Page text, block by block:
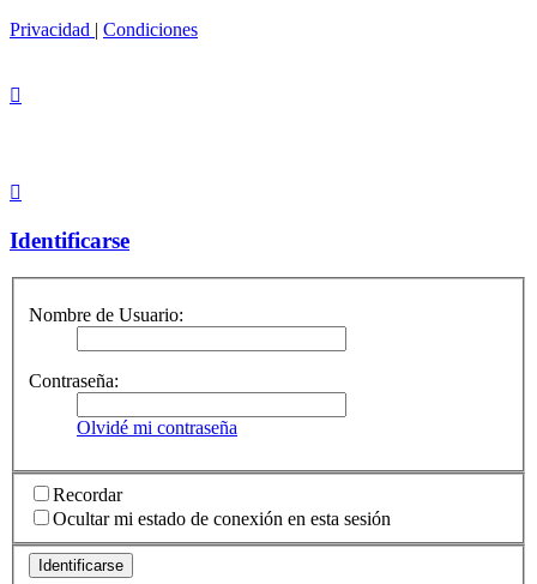
Privacidad | Condiciones
Identificarse
Nombre de Usuario:
Contraseña:
Olvidé mi contraseña
Recordar
Ocultar mi estado de conexión en esta sesión